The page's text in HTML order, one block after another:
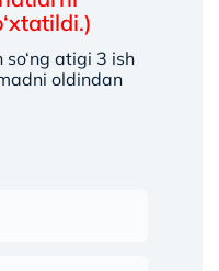
atigi 3 ish
oldindan